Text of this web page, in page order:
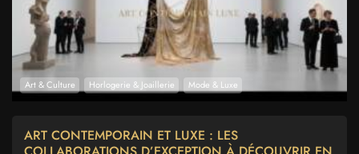
Art & Culture Horlogerie & Joaillerie Mode & Luxe
ART CONTEMPORAIN ET LUXE : LES